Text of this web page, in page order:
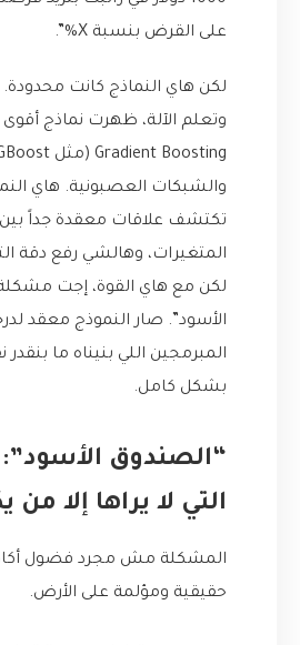
على القرض بنسبة X%”.
لكن هاي النماذج كانت محدودة.
وتعلم الآلة، ظهرت نماذج أقوى
تكتشف علاقات معقدة جداً
المتغيرات، وهالشي رفع دقة
لكن مع هاي القوة، إجت
الأسود”. صار النموذج معقد
المبرمجين اللي بنيناه ما
بشكل كامل.
“الصندوق
التي لا يراها إلا من
المشكلة مش مجرد فضول
حقيقية ومؤلمة على الأرض.